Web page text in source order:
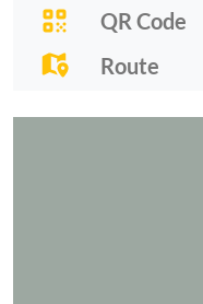
QR Code
Route